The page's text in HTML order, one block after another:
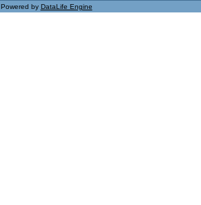
Powered by DataLife Engine